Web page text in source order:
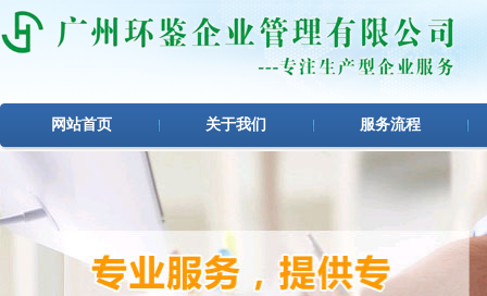
网站首页 关于我们 服务流程